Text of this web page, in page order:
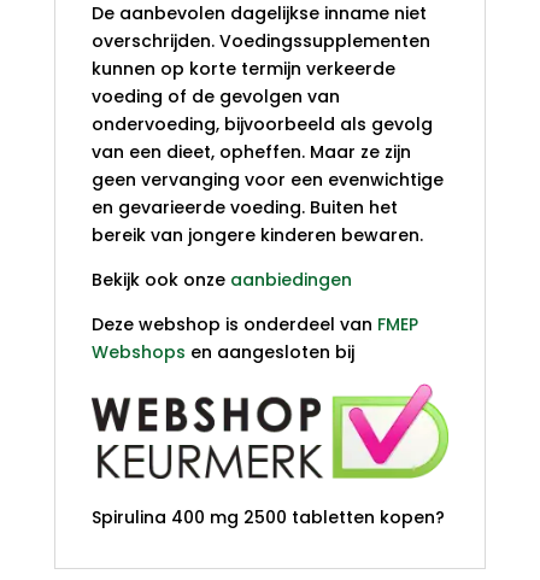
De aanbevolen dagelijkse inname niet
overschrijden. Voedingssupplementen
kunnen op korte termijn verkeerde
voeding of de gevolgen van
ondervoeding, bijvoorbeeld als gevolg
van een dieet, opheffen. Maar ze zijn
geen vervanging voor een evenwichtige
en gevarieerde voeding. Buiten het
bereik van jongere kinderen bewaren.
Bekijk ook onze aanbiedingen
Deze webshop is onderdeel van FMEP
Webshops en aangesloten bij
Spirulina 400 mg 2500 tabletten kopen?